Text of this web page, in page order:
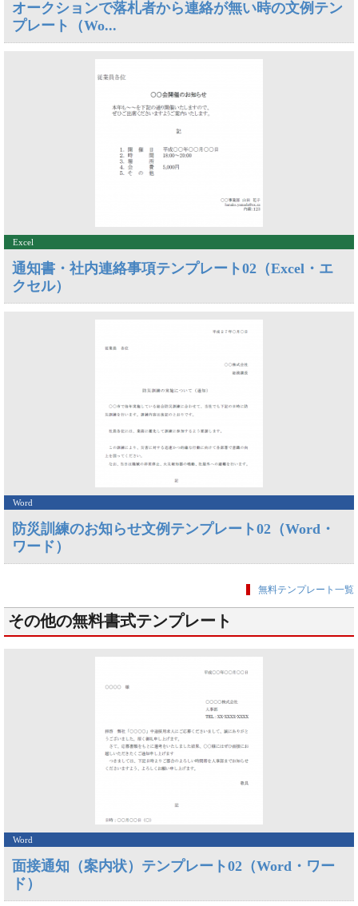
オークションで落札者から連絡が無い時の文例テン
プレート（Wo...
Excel
通知書・社内連絡事項テンプレート02（Excel・エ
クセル）
Word
防災訓練のお知らせ文例テンプレート02（Word・
ワード）
無料テンプレート一覧
その他の無料書式テンプレート
Word
面接通知（案内状）テンプレート02（Word・ワー
ド）